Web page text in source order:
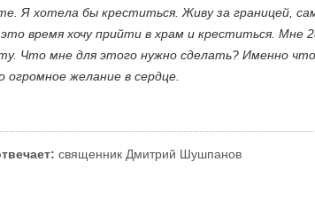
Я хотела бы креститься. Живу за границей,
это время хочу прийти в храм и креститься.
Что мне для этого нужно сделать? Именно
огромное желание в сердце.
священник Дмитрий Шушпанов